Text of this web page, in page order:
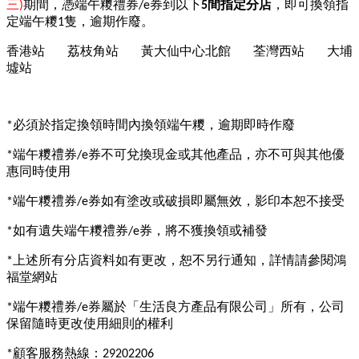
三)期間，憑端午糭禮券/e券到以下5間指定分店 ，即可換領指
定端午糭1隻，逾期作廢。
香港站 荔枝角站 黃大仙中心北館 荃灣西站
大埔
墟站
*必須於指定換領時間內換領端午糭，逾期即時作廢
*端午糭禮券/e券不可兌換現金或其他產品，亦不可與其他優
惠同時使用
*端午糭禮券/e券如有塗改或破損即屬無效，影印本恕不接受
*如有遺失端午糭禮券/e券，將不獲換領或補發
*
上述所有分店資料如有更改，恕不另行通知，詳情請參閱鴻
福堂網站
*端午糭禮券/e券屬於「生活良方產品有限公司」所有，公司
保留隨時更改使用細則的權利
*顧客服務熱線： 29202206